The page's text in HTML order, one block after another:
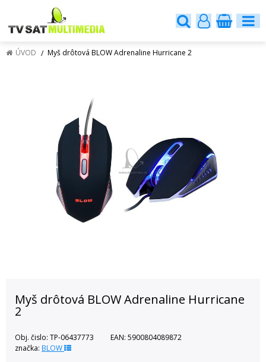
ÚVOD Myš drôtová BLOW Adrenaline Hurricane 2
Myš drôtová BLOW Adrenaline Hurricane
2
Obj. čislo: TP-06437773 EAN: 5900804089872
značka: BLOW